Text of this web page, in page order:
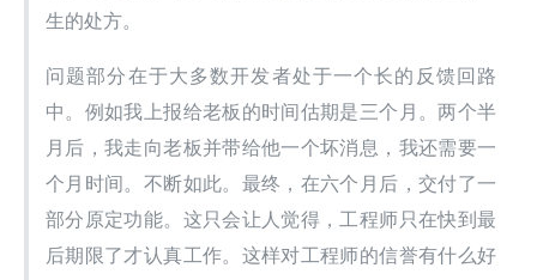
生的处方。
问题部分在于大多数开发者处于一个长的反馈回路
中。例如我上报给老板的时间估期是三个月。两个半
月后，我走向老板并带给他一个坏消息，我还需要一
个月时间。不断如此。最终，在六个月后，交付了一
部分原定功能。这只会让人觉得，工程师只在快到最
后期限了才认真工作。这样对工程师的信誉有什么好